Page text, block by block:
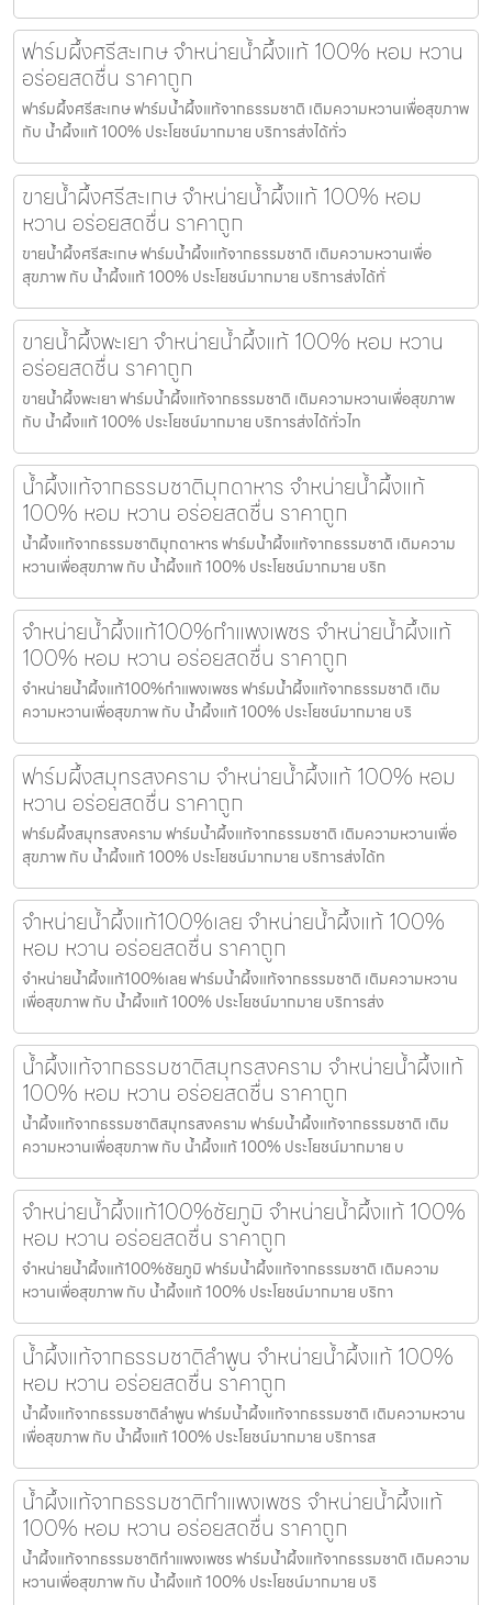
ฟาร์มผึ้งศรีสะเกษ จำหน่ายน้ำผึ้งแท้ 100% หอม หวาน
อร่อยสดชื่น ราคาถูก
ฟาร์มผึ้งศรีสะเกษ ฟาร์มน้ำผึ้งแท้จากธรรมชาติ เติมความหวานเพื่อสุขภาพ
กับ น้ำผึ้งแท้ 100% ประโยชน์มากมาย บริการส่งได้ทั่ว
ขายน้ำผึ้งศรีสะเกษ จำหน่ายน้ำผึ้งแท้ 100% หอม
หวาน อร่อยสดชื่น ราคาถูก
ขายน้ำผึ้งศรีสะเกษ ฟาร์มน้ำผึ้งแท้จากธรรมชาติ เติมความหวานเพื่อ
สุขภาพ กับ น้ำผึ้งแท้ 100% ประโยชน์มากมาย บริการส่งได้ทั่
ขายน้ำผึ้งพะเยา จำหน่ายน้ำผึ้งแท้ 100% หอม หวาน
อร่อยสดชื่น ราคาถูก
ขายน้ำผึ้งพะเยา ฟาร์มน้ำผึ้งแท้จากธรรมชาติ เติมความหวานเพื่อสุขภาพ
กับ น้ำผึ้งแท้ 100% ประโยชน์มากมาย บริการส่งได้ทั่วไท
น้ำผึ้งแท้จากธรรมชาติมุกดาหาร จำหน่ายน้ำผึ้งแท้
100% หอม หวาน อร่อยสดชื่น ราคาถูก
น้ำผึ้งแท้จากธรรมชาติมุกดาหาร ฟาร์มน้ำผึ้งแท้จากธรรมชาติ เติมความ
หวานเพื่อสุขภาพ กับ น้ำผึ้งแท้ 100% ประโยชน์มากมาย บริก
จำหน่ายน้ำผึ้งแท้100%กำแพงเพชร จำหน่ายน้ำผึ้งแท้
100% หอม หวาน อร่อยสดชื่น ราคาถูก
จำหน่ายน้ำผึ้งแท้100%กำแพงเพชร ฟาร์มน้ำผึ้งแท้จากธรรมชาติ เติม
ความหวานเพื่อสุขภาพ กับ น้ำผึ้งแท้ 100% ประโยชน์มากมาย บริ
ฟาร์มผึ้งสมุทรสงคราม จำหน่ายน้ำผึ้งแท้ 100% หอม
หวาน อร่อยสดชื่น ราคาถูก
ฟาร์มผึ้งสมุทรสงคราม ฟาร์มน้ำผึ้งแท้จากธรรมชาติ เติมความหวานเพื่อ
สุขภาพ กับ น้ำผึ้งแท้ 100% ประโยชน์มากมาย บริการส่งได้ท
จำหน่ายน้ำผึ้งแท้100%เลย จำหน่ายน้ำผึ้งแท้ 100%
หอม หวาน อร่อยสดชื่น ราคาถูก
จำหน่ายน้ำผึ้งแท้100%เลย ฟาร์มน้ำผึ้งแท้จากธรรมชาติ เติมความหวาน
เพื่อสุขภาพ กับ น้ำผึ้งแท้ 100% ประโยชน์มากมาย บริการส่ง
น้ำผึ้งแท้จากธรรมชาติสมุทรสงคราม จำหน่ายน้ำผึ้งแท้
100% หอม หวาน อร่อยสดชื่น ราคาถูก
น้ำผึ้งแท้จากธรรมชาติสมุทรสงคราม ฟาร์มน้ำผึ้งแท้จากธรรมชาติ เติม
ความหวานเพื่อสุขภาพ กับ น้ำผึ้งแท้ 100% ประโยชน์มากมาย บ
จำหน่ายน้ำผึ้งแท้100%ชัยภูมิ จำหน่ายน้ำผึ้งแท้ 100%
หอม หวาน อร่อยสดชื่น ราคาถูก
จำหน่ายน้ำผึ้งแท้100%ชัยภูมิ ฟาร์มน้ำผึ้งแท้จากธรรมชาติ เติมความ
หวานเพื่อสุขภาพ กับ น้ำผึ้งแท้ 100% ประโยชน์มากมาย บริกา
น้ำผึ้งแท้จากธรรมชาติลำพูน จำหน่ายน้ำผึ้งแท้ 100%
หอม หวาน อร่อยสดชื่น ราคาถูก
น้ำผึ้งแท้จากธรรมชาติลำพูน ฟาร์มน้ำผึ้งแท้จากธรรมชาติ เติมความหวาน
เพื่อสุขภาพ กับ น้ำผึ้งแท้ 100% ประโยชน์มากมาย บริการส
น้ำผึ้งแท้จากธรรมชาติกำแพงเพชร จำหน่ายน้ำผึ้งแท้
100% หอม หวาน อร่อยสดชื่น ราคาถูก
น้ำผึ้งแท้จากธรรมชาติกำแพงเพชร ฟาร์มน้ำผึ้งแท้จากธรรมชาติ เติมความ
หวานเพื่อสุขภาพ กับ น้ำผึ้งแท้ 100% ประโยชน์มากมาย บริ